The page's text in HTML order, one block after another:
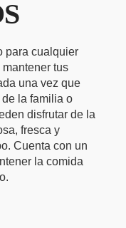
para cualquier
mantener tus
una vez que
la familia o
disfrutar de la
fresca y
Cuenta con un
la comida